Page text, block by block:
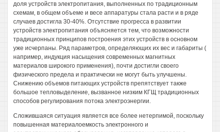
доля устройств электропитания, выполненных по традиционным
схемам, в общем объеме и весе аппаратуры стала расти и в ряде
случаев достигла 30-40%. Отсутствие прогресса в развитии
устройств электропитания объясняется тем, что возможности
традиционных принципов построения этих устройств в основном
уже исчерпаны. Ряд параметров, определяющих их вес и габариты (
например, индукция насыщения современных магнитных
материалов широкого применения), почти достигли своего
физического предела и практически не могут быть улучшены.
Снижению объемов питающих устройств препятствует также
большое тепловыделение, вызванное низким КГЩ традиционных
способов регулирования потока электроэнергии.
Сложившаяся ситуация является все более нетерпимой, поскольку
повышенная материалоемкость электронного и